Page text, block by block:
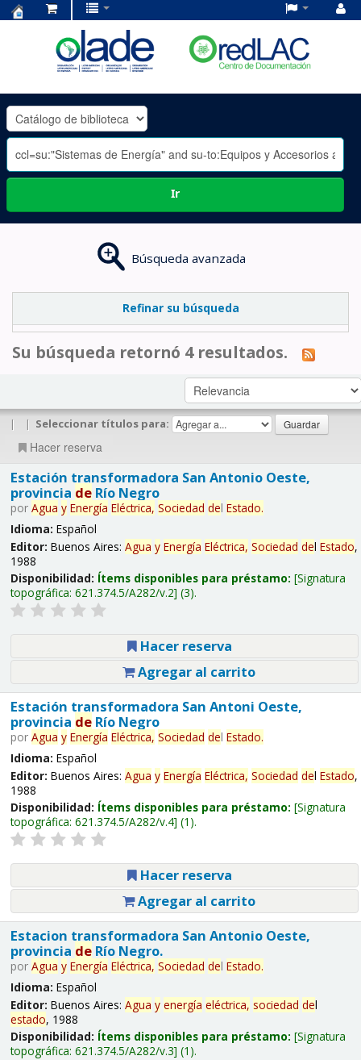
OLADE
-
Ir
Búsqueda avanzada
Refinar su búsqueda
Su búsqueda retornó 4 resultados.
| | Seleccionar títulos para:
Hacer reserva
Estación transformadora San Antonio Oeste,
provincia deRío Negro
por Agua y Energía Eléctrica, Sociedad del Estado.
Idioma: Español
Editor: Buenos Aires: Agua y Energía Eléctrica, Sociedad del Estado,
1988
Disponibilidad: Ítems disponibles para préstamo: Signatura
topográfica: 621.374.5/A282/v.2 (3).
Hacer reserva
Agregar al carrito
Estación transformadora San Antoni Oeste,
provincia deRío Negro
por Agua y Energía Eléctrica, Sociedad del Estado.
Idioma: Español
Editor: Buenos Aires: Agua y Energía Eléctrica, Sociedad del Estado,
1988
Disponibilidad: Ítems disponibles para préstamo: Signatura
topográfica: 621.374.5/A282/v.4 (1).
Hacer reserva
Agregar al carrito
Estacion transformadora San Antonio Oeste,
provincia deRío Negro.
por Agua y Energía Eléctrica, Sociedad del Estado.
Idioma: Español
Editor: Buenos Aires: Agua y energía eléctrica, sociedad del
estado, 1988
Disponibilidad: Ítems disponibles para préstamo: Signatura
topográfica: 621.374.5/A282/v.3 (1).